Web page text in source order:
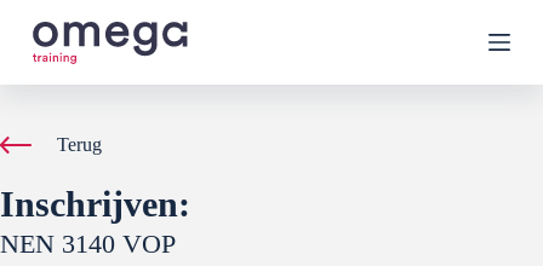
G
a
d
i
n
h
Terug
Inschrijven:
NEN 3140 VOP